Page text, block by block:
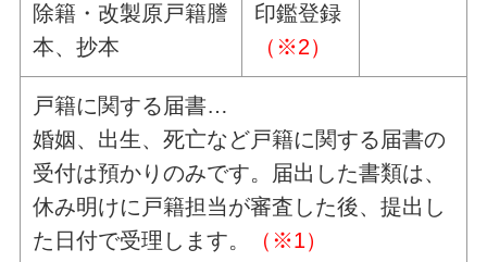
除籍・改製原戸籍謄
本、抄本
印鑑登録
（※2）
戸籍に関する届書…
婚姻、出生、死亡など戸籍に関する届書の
受付は預かりのみです。届出した書類は、
休み明けに戸籍担当が審査した後、提出し
た日付で受理します。
（※1）